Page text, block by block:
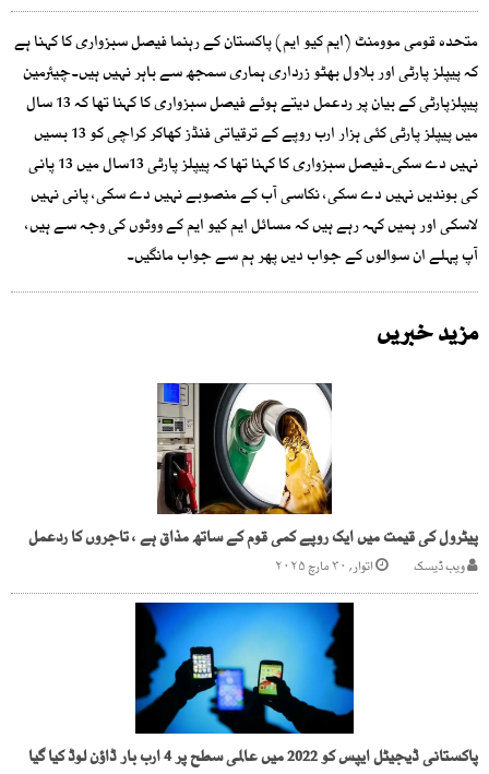
متحدہ قومی موومنٹ (ایم کیو ایم) پاکستان کے رہنما فیصل سبزواری کا کہنا ہے
کہ پیپلز پارٹی اور بلاول بھٹو زرداری ہماری سمجھ سے باہر نہیں ہیں۔چیئرمین
پیپلزپارٹی کے بیان پر ردعمل دیتے ہوئے فیصل سبزواری کا کہنا تھا کہ 13 سال
میں پیپلز پارٹی کئی ہزار ارب روپے کے ترقیاتی فنڈز کھاکر کراچی کو 13 بسیں
نہیں دے سکی۔فیصل سبزواری کا کہنا تھا کہ پیپلز پارٹی 13سال میں 13 پانی
کی بوندیں نہیں دے سکی، نکاسی آب کے منصوبے نہیں دے سکی، پانی نہیں
لاسکی اور ہمیں کہہ رہے ہیں کہ مسائل ایم کیو ایم کے ووٹوں کی وجہ سے ہیں،
آپ پہلے ان سوالوں کے جواب دیں پھر ہم سے جواب مانگیں۔
مزید خبریں
پیٹرول کی قیمت میں ایک روپے کمی قوم کے ساتھ مذاق ہے ، تاجروں کا ردعمل
ویب ڈیسک اتوار, ۳۰ مارچ ۲۰۲۵
پاکستانی ڈیجیٹل ایپس کو 2022 میں عالمی سطح پر 4 ارب بار ڈاؤن لوڈ کیا گیا